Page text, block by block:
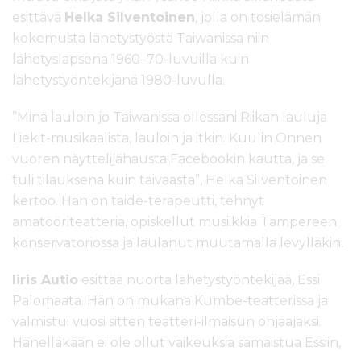
esittävä Helka Silventoinen, jolla on tosielämän
kokemusta lähetystyöstä Taiwanissa niin
lähetyslapsena 1960–70-luvuilla kuin
lähetystyöntekijänä 1980-luvulla.
”Minä lauloin jo Taiwanissa ollessani Riikan lauluja
Liekit-musikaalista, lauloin ja itkin. Kuulin Onnen
vuoren näyttelijähausta Facebookin kautta, ja se
tuli tilauksena kuin taivaasta”, Helka Silventoinen
kertoo. Hän on taide-terapeutti, tehnyt
amatööriteatteria, opiskellut musiikkia Tampereen
konservatoriossa ja laulanut muutamalla levylläkin.
Iiris Autio esittää nuorta lähetystyöntekijää, Essi
Palomaata. Hän on mukana Kumbe-teatterissa ja
valmistui vuosi sitten teatteri-ilmaisun ohjaajaksi.
Hänelläkään ei ole ollut vaikeuksia samaistua Essiin,